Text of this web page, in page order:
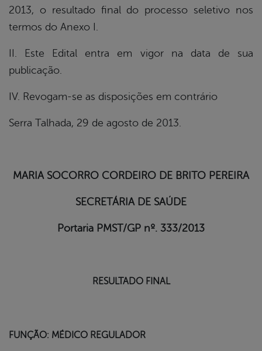
2013, o resultado final do processo seletivo nos
termos do Anexo I.
II. Este Edital entra em vigor na data de sua
publicação.
IV. Revogam-se as disposições em contrário
Serra Talhada, 29 de agosto de 2013.
MARIA SOCORRO CORDEIRO DE BRITO PEREIRA
SECRETÁRIA DE SAÚDE
Portaria PMST/GP nº. 333/2013
RESULTADO FINAL
FUNÇÃO: MÉDICO REGULADOR